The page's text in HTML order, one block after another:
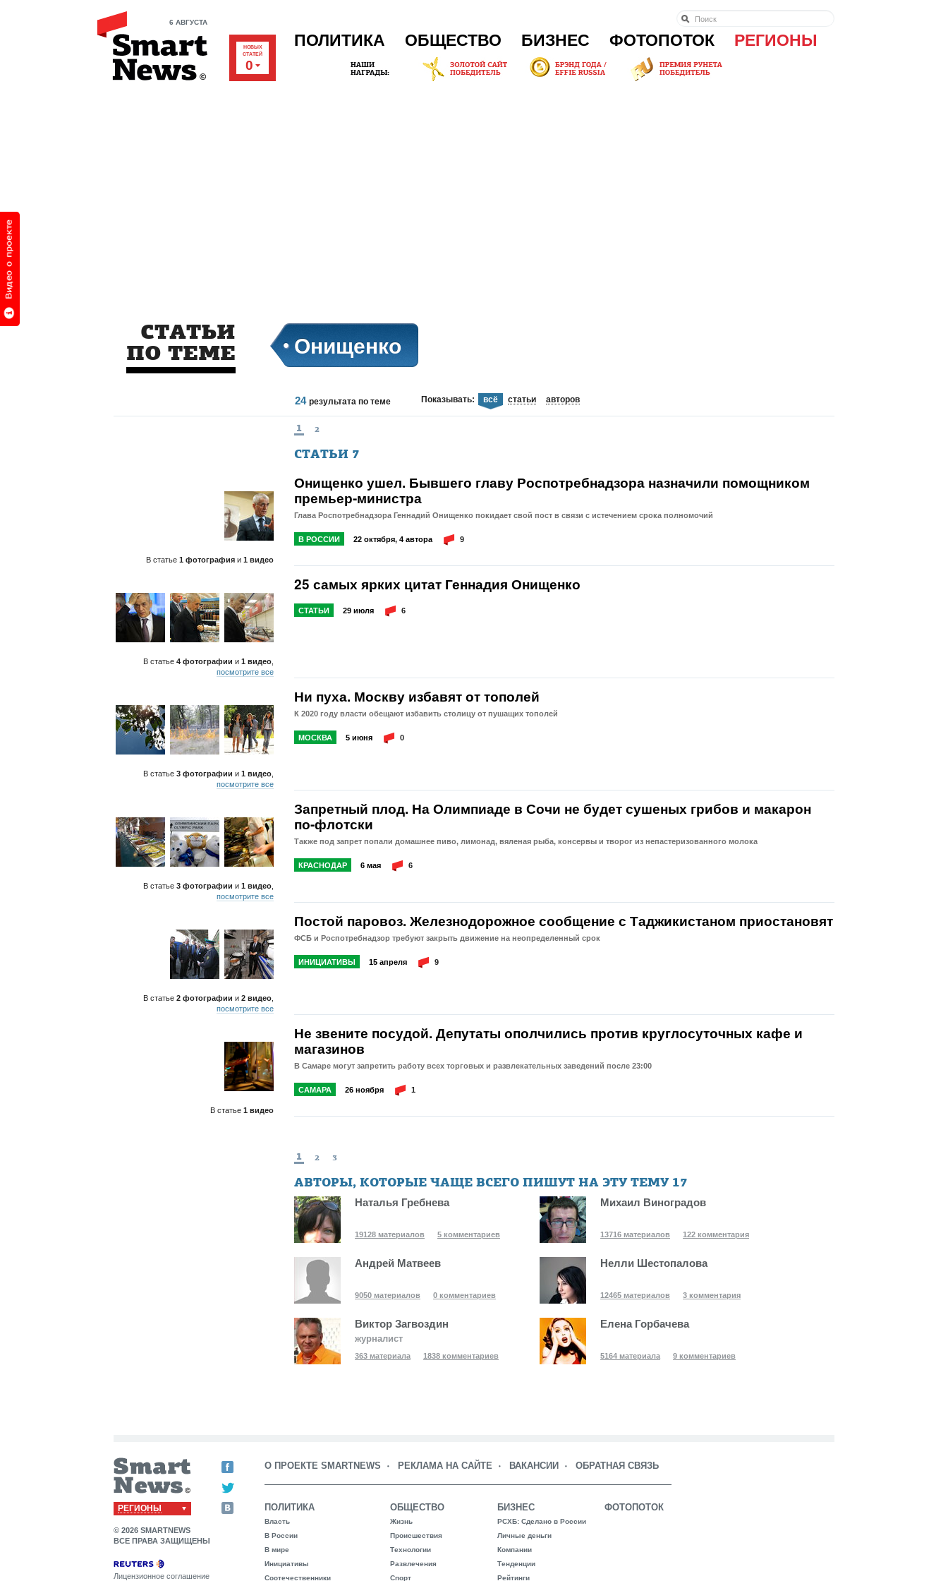
6 АВГУСТА
НОВЫХ
СТАТЕЙ
0
ПОЛИТИКА ОБЩЕСТВО БИЗНЕС ФОТОПОТОК РЕГИОНЫ
СТАТЬИ
ПО ТЕМЕ
Онищенко
24 результата по теме Показывать: всё статьи авторов
1 2
СТАТЬИ 7
В статье 1 фотография и 1 видео
Онищенко ушел. Бывшего главу Роспотребнадзора назначили помощником
премьер-министра
Глава Роспотребнадзора Геннадий Онищенко покидает свой пост в связи с истечением срока полномочий
В РОССИИ 22 октября, 4 автора 9
В статье 4 фотографии и 1 видео
посмотрите все
25 самых ярких цитат Геннадия Онищенко
СТАТЬИ 29 июля 6
В статье 3 фотографии и 1 видео
посмотрите все
Ни пуха. Москву избавят от тополей
К 2020 году власти обещают избавить столицу от пушащих тополей
МОСКВА 5 июня 0
В статье 3 фотографии и 1 видео
посмотрите все
Запретный плод. На Олимпиаде в Сочи не будет сушеных грибов и макарон
по-флотски
Также под запрет попали домашнее пиво, лимонад, вяленая рыба, консервы и творог из непастеризованного молока
КРАСНОДАР 6 мая 6
В статье 2 фотографии и 2 видео
посмотрите все
Постой паровоз. Железнодорожное сообщение с Таджикистаном приостановят
ФСБ и Роспотребнадзор требуют закрыть движение на неопределенный срок
ИНИЦИАТИВЫ 15 апреля 9
В статье 1 видео
Не звените посудой. Депутаты ополчились против круглосуточных кафе и
магазинов
В Самаре могут запретить работу всех торговых и развлекательных заведений после 23:00
САМАРА 26 ноября 1
1 2 3
АВТОРЫ, КОТОРЫЕ ЧАЩЕ ВСЕГО ПИШУТ НА ЭТУ ТЕМУ 17
Наталья Гребнева
19128 материалов 5 комментариев
Андрей Матвеев
9050 материалов 0 комментариев
Виктор Загвоздин
журналист
363 материала 1838 комментариев
Михаил Виноградов
13716 материалов 122 комментария
Нелли Шестопалова
12465 материалов 3 комментария
Елена Горбачева
5164 материала 9 комментариев
РЕГИОНЫ
© 2026 SMARTNEWS
ВСЕ ПРАВА ЗАЩИЩЕНЫ
Лицензионное соглашение
О ПРОЕКТЕ SMARTNEWS РЕКЛАМА НА САЙТЕ ВАКАНСИИ ОБРАТНАЯ СВЯЗЬ
ПОЛИТИКА
Власть
В России
В мире
Инициативы
Соотечественники
ОБЩЕСТВО
Жизнь
Происшествия
Технологии
Развлечения
Спорт
БИЗНЕС
РСХБ: Сделано в России
Личные деньги
Компании
Тенденции
Рейтинги
ФОТОПОТОК